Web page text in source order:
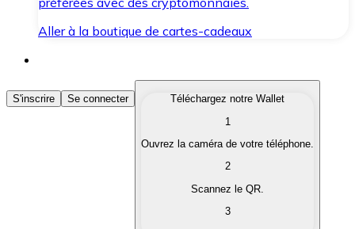
Aller à la boutique de cartes-cadeaux
Acheter des Cryptomonnaies
Achetez les cryptomonnaies qui vous intéressent
Convertissez vos cryptomonnaies en monnaie
S'inscrire Se connecter
Téléchargez notre Wallet
1
Ouvrez la caméra de votre téléphone.
2
Scannez le QR.
3